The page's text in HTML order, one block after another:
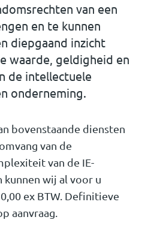
van een
en te kunnen
diepgaand inzicht
waarde, geldigheid en
de intellectuele
onderneming.
bovenstaande diensten
van de
van de IE-
kunnen wij al voor u
ex BTW. Definitieve
aanvraag.